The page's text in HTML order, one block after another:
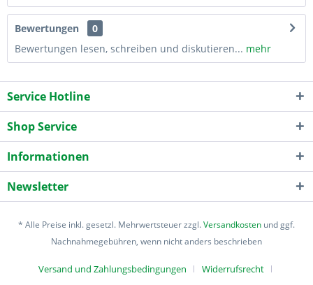
Bewertungen
0
Bewertungen lesen, schreiben und diskutieren... mehr
Service Hotline
Shop Service
Informationen
Newsletter
* Alle Preise inkl. gesetzl. Mehrwertsteuer zzgl.Versandkosten und ggf.
Nachnahmegebühren, wenn nicht anders beschrieben
Versand und Zahlungsbedingungen Widerrufsrecht